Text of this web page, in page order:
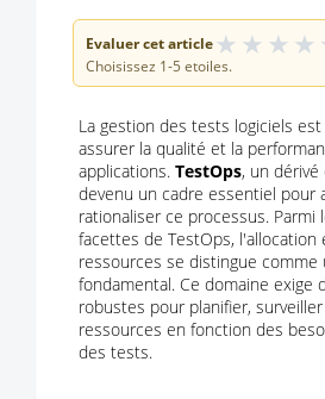
Evaluer cet article★ ★ ★ ★
Choisissez 1-5 etoiles.
La gestion des tests logiciels
assurer la qualité et la
applications. TestOps, un
devenu un cadre essentiel pour
rationaliser ce processus. Parmi
facettes de TestOps, l'allocation
ressources se distingue comme
fondamental. Ce domaine exige
robustes pour planifier,
ressources en fonction des
des tests.